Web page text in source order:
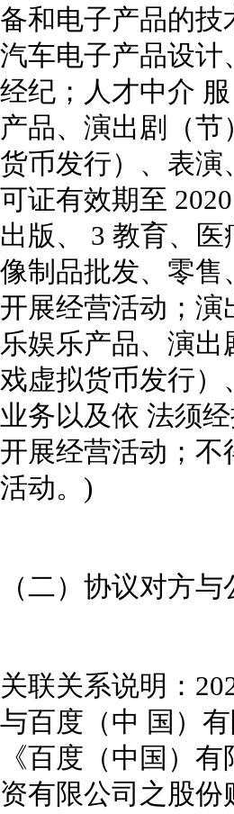
备和电子产品的
汽车电子产品设计
经纪；人才中介
产品、演出剧（
货币发行）、表
可证有效期至
出版、 3 教育、
像制品批发、零售
开展经营活动；
乐娱乐产品、演
戏虚拟货币发行
业务以及依 法须
开展经营活动；
活动。)
（二）协议对方
关联关系说明：
与百度（中 国）
《百度（中国）
资有限公司之股